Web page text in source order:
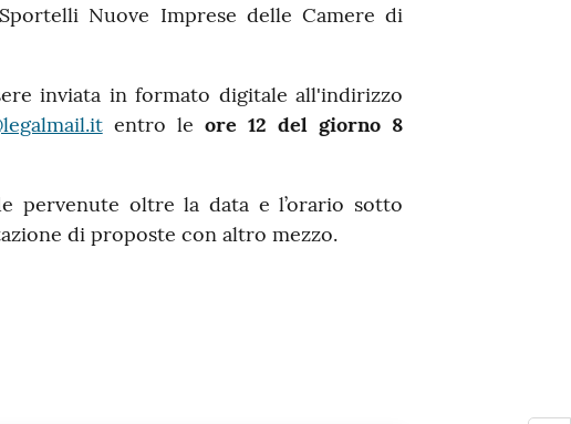
Nuove Imprese delle Camere di
inviata in formato digitale all'indirizzo
entro le ore 12 del giorno 8
pervenute oltre la data e l’orario sotto
di proposte con altro mezzo.